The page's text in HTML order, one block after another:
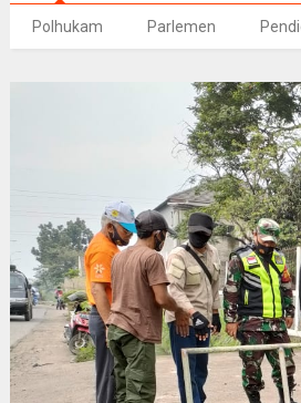
Polhukam Parlemen